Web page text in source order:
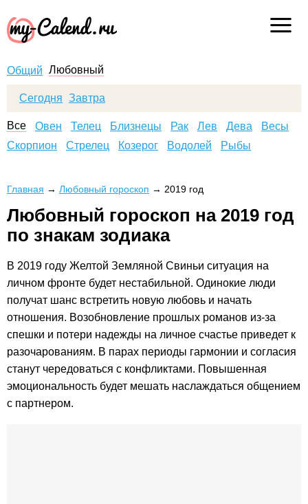
Общий Любовный
Сегодня Завтра
Все Овен Телец Близнецы Рак Лев Дева
Весы
Скорпион
Стрелец Козерог Водолей Рыбы
Главная → Любовный гороскоп → 2019 год
Любовный гороскоп на 2019 год
по знакам зодиака
В 2019 году Желтой Земляной Свиньи ситуация на
личном фронте будет нестабильной. Одинокие люди
получат шанс встретить новую любовь и начать
отношения. Возобновление прошлых романов из-за
спешки и потери надежды на личное счастье приведет к
разочарованиям. В парах периоды гармонии и согласия
станут чередоваться с конфликтами. Повышенная
эмоциональность будет мешать наслаждаться общением
с партнером.